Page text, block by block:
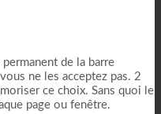
de la barre
ne les acceptez pas. 2
ce choix. Sans quoi le
page ou fenêtre.